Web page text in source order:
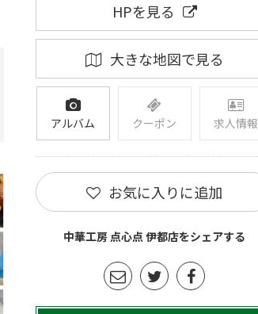
HPを見る
大きな地図で見る
アルバム クーポン 求人情報
お気に入りに追加
中華工房 点心点 伊都店をシェアする